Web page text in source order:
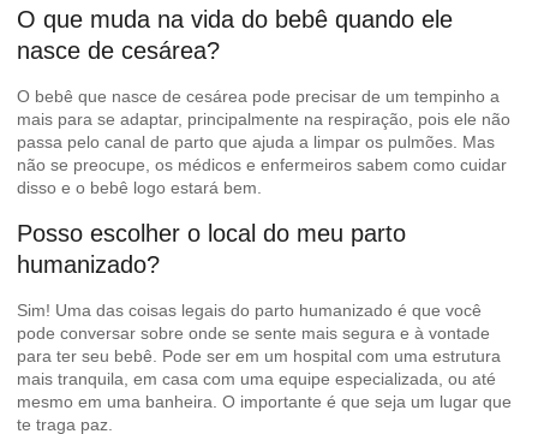
O que muda na vida do bebê quando ele
nasce de cesárea?
O bebê que nasce de cesárea pode precisar de um tempinho a
mais para se adaptar, principalmente na respiração, pois ele não
passa pelo canal de parto que ajuda a limpar os pulmões. Mas
não se preocupe, os médicos e enfermeiros sabem como cuidar
disso e o bebê logo estará bem.
Posso escolher o local do meu parto
humanizado?
Sim! Uma das coisas legais do parto humanizado é que você
pode conversar sobre onde se sente mais segura e à vontade
para ter seu bebê. Pode ser em um hospital com uma estrutura
mais tranquila, em casa com uma equipe especializada, ou até
mesmo em uma banheira. O importante é que seja um lugar que
te traga paz.